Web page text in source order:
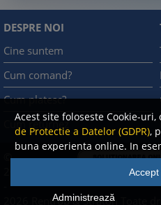
Acest site foloseste Cookie-
de Protectie a Datelor (GDPR),
buna experienta online. In
imbunatatim continutul de pe
cititorul, o experienta online
rapida. Ele sunt folosite doar
Administrează
DESPRE NOI
Cine suntem
Cum comand?
Cum platesc?
Cum returnez
©
2026 Rentrop & Straton
Toate